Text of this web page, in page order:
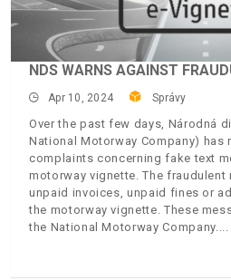
NDS WARNS AGAINST
Apr 10, 2024 Správy
Over the past few days, Národná
National Motorway Company) has
complaints concerning fake text
motorway vignette. The
unpaid invoices, unpaid fines or
the motorway vignette. These
the National Motorway Company.